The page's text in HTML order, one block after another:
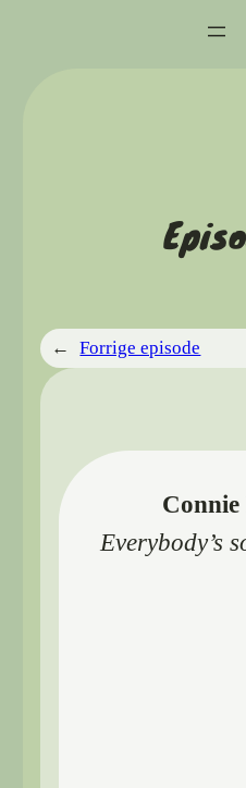
← Forrige episode
Everybody’s